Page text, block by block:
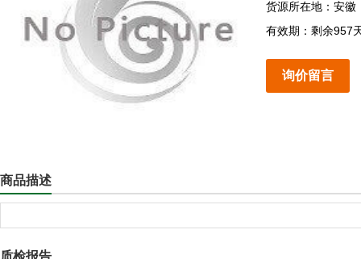
货源所在地：安徽
有效期：剩余957
询价留言
商品描述
质检报告